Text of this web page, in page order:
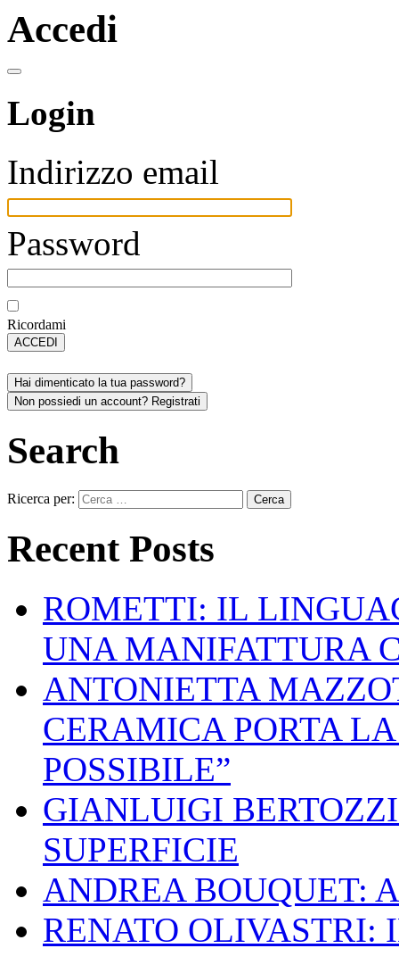
Accedi
Login
Indirizzo email
Password
Ricordami
ACCEDI
Hai dimenticato la tua password?
Non possiedi un account? Registrati
Search
Ricerca per:
Recent Posts
ROMETTI: IL
UNA MANIFATTURA
ANTONIETTA
CERAMICA PORTA
POSSIBILE”
GIANLUIGI
SUPERFICIE
ANDREA BOUQUET:
RENATO OLIVASTRI: